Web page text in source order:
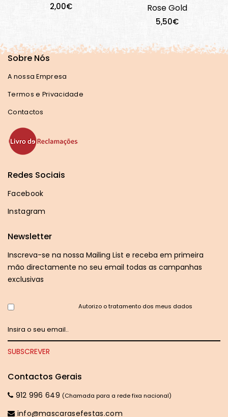
2,00€
Rose Gold
5,50€
Sobre Nós
A nossa Empresa
Termos e Privacidade
Contactos
Redes Sociais
Facebook
Instagram
Newsletter
Inscreva-se na nossa Mailing List e receba em primeira
mão directamente no seu email todas as campanhas
exclusivas
Autorizo o tratamento dos meus dados
Contactos Gerais
912 996 649 (Chamada para a rede fixa nacional)
info@mascarasefestas.com